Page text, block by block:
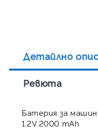
Детайлно
Ревюта
Батерия за
1.2V 2000 mAh